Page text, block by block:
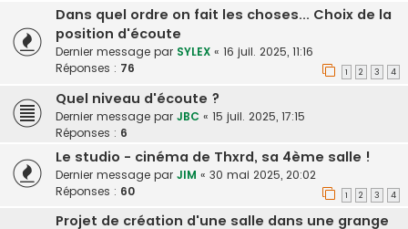
Dans quel ordre on fait les choses... Choix de la
position d'écoute
Dernier message par SYLEX « 16 juil. 2025, 11:16
Réponses : 76 1 2 3 4
Quel niveau d'écoute ?
Dernier message par JBC « 15 juil. 2025, 17:15
Réponses : 6
Le studio - cinéma de Thxrd, sa 4ème salle !
Dernier message par JIM « 30 mai 2025, 20:02
Réponses : 60 1 2 3 4
Projet de création d'une salle dans une grange